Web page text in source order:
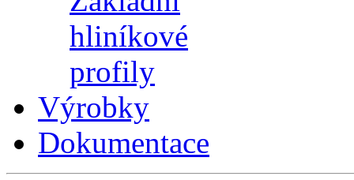
hliníkové
profily
Výrobky
Dokumentace